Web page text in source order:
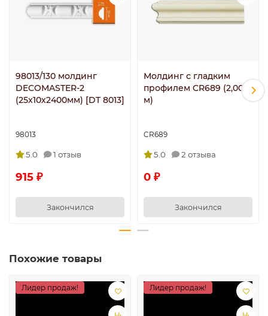
98013/130 молдинг
DECOMASTER-2
(25х10х2400мм) [DT 8013]
98013
5.0 1 отзыв
915 ₽
Закончился
Молдинг с гладким
профилем CR689 (2,00
м)
CR689
5.0 2 отзыва
0 ₽
Закончился
Похожие товары
Лидер продаж! Лидер продаж!